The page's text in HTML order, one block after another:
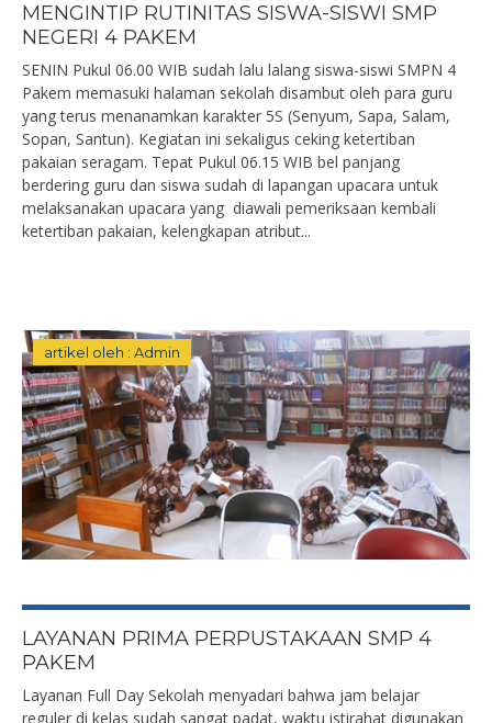
MENGINTIP RUTINITAS SISWA-SISWI SMP
NEGERI 4 PAKEM
SENIN Pukul 06.00 WIB sudah lalu lalang siswa-siswi SMPN 4
Pakem memasuki halaman sekolah disambut oleh para guru
yang terus menanamkan karakter 5S (Senyum, Sapa, Salam,
Sopan, Santun). Kegiatan ini sekaligus ceking ketertiban
pakaian seragam. Tepat Pukul 06.15 WIB bel panjang
berdering guru dan siswa sudah di lapangan upacara untuk
melaksanakan upacara yang diawali pemeriksaan kembali
ketertiban pakaian, kelengkapan atribut...
artikel oleh : Admin
LAYANAN PRIMA PERPUSTAKAAN SMP 4
PAKEM
Layanan Full Day Sekolah menyadari bahwa jam belajar
reguler di kelas sudah sangat padat, waktu istirahat digunakan